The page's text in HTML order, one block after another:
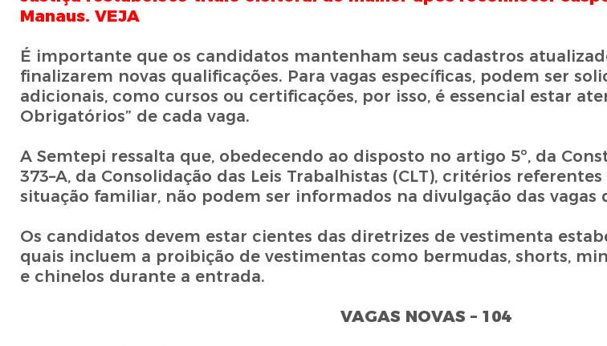
Manaus. VEJA
É importante que os candidatos mantenham seus cadastros
finalizarem novas qualificações. Para vagas específicas, podem ser
adicionais, como cursos ou certificações, por isso, é essencial estar
Obrigatórios” de cada vaga.
A Semtepi ressalta que, obedecendo ao disposto no artigo 5º, da
373–A, da Consolidação das Leis Trabalhistas (CLT), critérios referentes
situação familiar, não podem ser informados na divulgação das vagas
Os candidatos devem estar cientes das diretrizes de vestimenta
quais incluem a proibição de vestimentas como bermudas, shorts,
e chinelos durante a entrada.
VAGAS NOVAS – 104